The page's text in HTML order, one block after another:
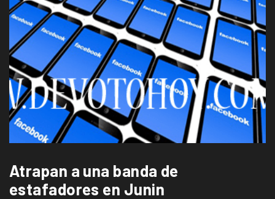
Atrapan a una banda de
estafadores en Junin